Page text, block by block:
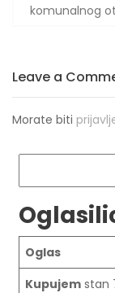
komunalnog
Leave a
Morate biti
Oglas
Kupujemstan